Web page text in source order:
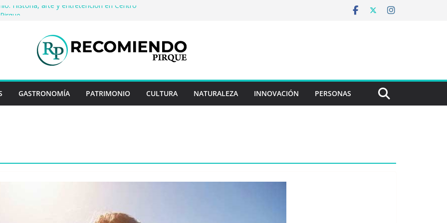
Historia, arte y entretención en Centro
Rayo Credit y diferencias frente a
historias: ingredientes que dieron
enterosGASTRONOMÍA PATRIMONIO CULTURA NATURALEZA INNOVACIÓN PERSONAS